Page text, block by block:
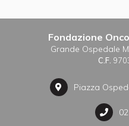
Fondazione
Grande Ospedale
C.F.
Piazza